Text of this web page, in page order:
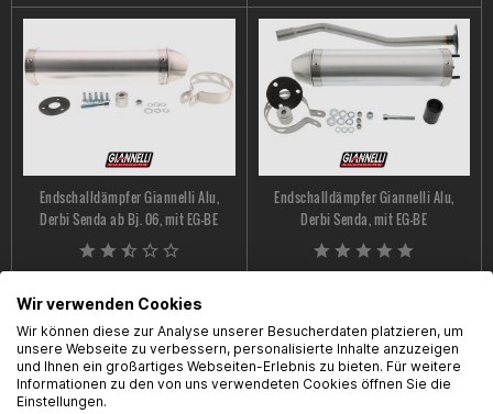
Endschalldämpfer Giannelli Alu,
Derbi Senda ab Bj. 06, mit EG-BE
Endschalldämpfer Giannelli Alu,
Derbi Senda, mit EG-BE
Wir verwenden Cookies
Wir können diese zur Analyse unserer Besucherdaten platzieren, um
unsere Webseite zu verbessern, personalisierte Inhalte anzuzeigen
und Ihnen ein großartiges Webseiten-Erlebnis zu bieten. Für weitere
Informationen zu den von uns verwendeten Cookies öffnen Sie die
Einstellungen.